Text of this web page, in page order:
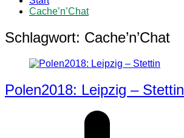
Cache’n’Chat
Schlagwort: Cache’n’Chat
Polen2018: Leipzig – Stettin